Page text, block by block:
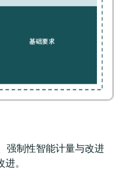
强制性智能计量与改进
。